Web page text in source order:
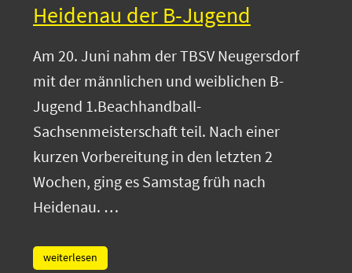
Heidenau der B-Jugend
Am 20. Juni nahm der TBSV Neugersdorf
mit der männlichen und weiblichen B-
Jugend 1.Beachhandball-
Sachsenmeisterschaft teil. Nach einer
kurzen Vorbereitung in den letzten 2
Wochen, ging es Samstag früh nach
Heidenau. …
weiterlesen